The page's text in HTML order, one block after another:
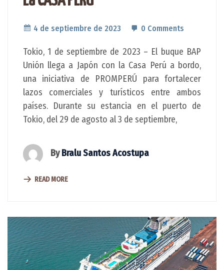
4 de septiembre de 2023 0 Comments
Tokio, 1 de septiembre de 2023 – El buque BAP
Unión llega a Japón con la Casa Perú a bordo,
una iniciativa de PROMPERÚ para fortalecer
lazos comerciales y turísticos entre ambos
países. Durante su estancia en el puerto de
Tokio, del 29 de agosto al 3 de septiembre,
ByBralu Santos Acostupa
READ MORE